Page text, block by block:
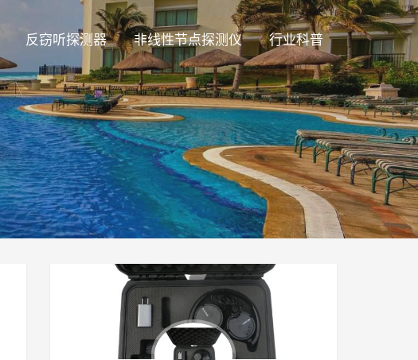
反窃听探测器 非线性节点探测仪 行业科普